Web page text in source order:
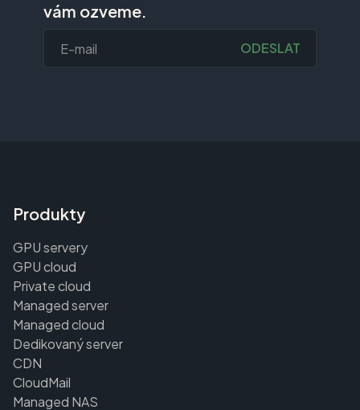
vám ozveme.
ODESLAT
Produkty
GPU servery
GPU cloud
Private cloud
Managed server
Managed cloud
Dedikovaný server
CDN
CloudMail
Managed NAS